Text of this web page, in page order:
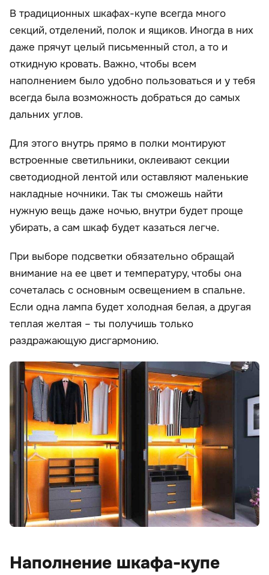
В традиционных шкафах-купе всегда много
секций, отделений, полок и ящиков. Иногда в них
даже прячут целый письменный стол, а то и
откидную кровать. Важно, чтобы всем
наполнением было удобно пользоваться и у тебя
всегда была возможность добраться до самых
дальних углов.
Для этого внутрь прямо в полки монтируют
встроенные светильники, оклеивают секции
светодиодной лентой или оставляют маленькие
накладные ночники. Так ты сможешь найти
нужную вещь даже ночью, внутри будет проще
убирать, а сам шкаф будет казаться легче.
При выборе подсветки обязательно обращай
внимание на ее цвет и температуру, чтобы она
сочеталась с основным освещением в спальне.
Если одна лампа будет холодная белая, а другая
теплая желтая – ты получишь только
раздражающую дисгармонию.
Наполнение шкафа-купе